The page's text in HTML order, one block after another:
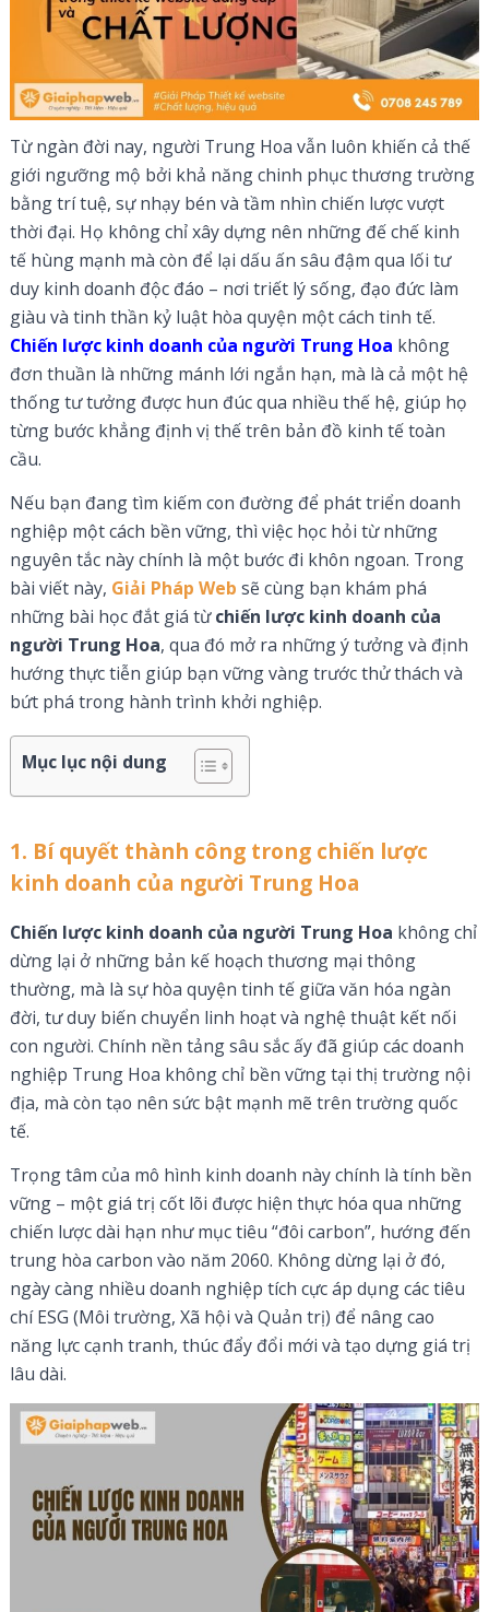
Từ ngàn đời nay, người Trung Hoa vẫn luôn khiến cả thế
giới ngưỡng mộ bởi khả năng chinh phục thương trường
bằng trí tuệ, sự nhạy bén và tầm nhìn chiến lược vượt
thời đại. Họ không chỉ xây dựng nên những đế chế kinh
tế hùng mạnh mà còn để lại dấu ấn sâu đậm qua lối tư
duy kinh doanh độc đáo – nơi triết lý sống, đạo đức làm
giàu và tinh thần kỷ luật hòa quyện một cách tinh tế.
Chiến lược kinh doanh của người Trung Hoa không
đơn thuần là những mánh lới ngắn hạn, mà là cả một hệ
thống tư tưởng được hun đúc qua nhiều thế hệ, giúp họ
từng bước khẳng định vị thế trên bản đồ kinh tế toàn
cầu.
Nếu bạn đang tìm kiếm con đường để phát triển doanh
nghiệp một cách bền vững, thì việc học hỏi từ những
nguyên tắc này chính là một bước đi khôn ngoan. Trong
bài viết này, Giải Pháp Web sẽ cùng bạn khám phá
những bài học đắt giá từchiến lược kinh doanh của
người Trung Hoa, qua đó mở ra những ý tưởng và định
hướng thực tiễn giúp bạn vững vàng trước thử thách và
bứt phá trong hành trình khởi nghiệp.
Mục lục nội dung
1. Bí quyết thành công trong chiến lược
kinh doanh của người Trung Hoa
Chiến lược kinh doanh của người Trung Hoa không chỉ
dừng lại ở những bản kế hoạch thương mại thông
thường, mà là sự hòa quyện tinh tế giữa văn hóa ngàn
đời, tư duy biến chuyển linh hoạt và nghệ thuật kết nối
con người. Chính nền tảng sâu sắc ấy đã giúp các doanh
nghiệp Trung Hoa không chỉ bền vững tại thị trường nội
địa, mà còn tạo nên sức bật mạnh mẽ trên trường quốc
tế.
Trọng tâm của mô hình kinh doanh này chính là tính bền
vững – một giá trị cốt lõi được hiện thực hóa qua những
chiến lược dài hạn như mục tiêu “đôi carbon”, hướng đến
trung hòa carbon vào năm 2060. Không dừng lại ở đó,
ngày càng nhiều doanh nghiệp tích cực áp dụng các tiêu
chí ESG (Môi trường, Xã hội và Quản trị) để nâng cao
năng lực cạnh tranh, thúc đẩy đổi mới và tạo dựng giá trị
lâu dài.